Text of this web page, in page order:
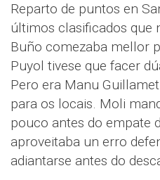
Reparto de puntos en
últimos clasificados que
Buño comezaba mellor
Puyol tivese que facer
Pero era Manu
para os locais. Moli
pouco antes do empate
aproveitaba un erro
adiantarse antes do